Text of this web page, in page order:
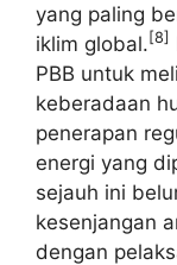
yang paling
iklim global.[8]
PBB untuk
keberadaan
penerapan
energi yang
sejauh ini
kesenjangan
dengan